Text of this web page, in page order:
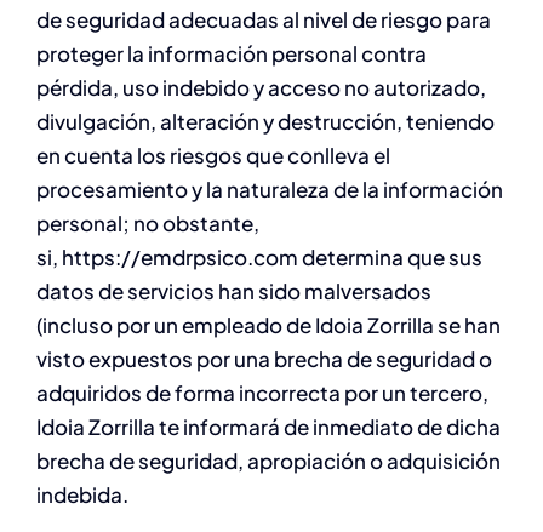
de seguridad adecuadas al nivel de riesgo para
proteger la información personal contra
pérdida, uso indebido y acceso no autorizado,
divulgación, alteración y destrucción, teniendo
en cuenta los riesgos que conlleva el
procesamiento y la naturaleza de la información
personal; no obstante,
si, https://emdrpsico.com determina que sus
datos de servicios han sido malversados
(incluso por un empleado de Idoia Zorrilla se han
visto expuestos por una brecha de seguridad o
adquiridos de forma incorrecta por un tercero,
Idoia Zorrilla te informará de inmediato de dicha
brecha de seguridad, apropiación o adquisición
indebida.